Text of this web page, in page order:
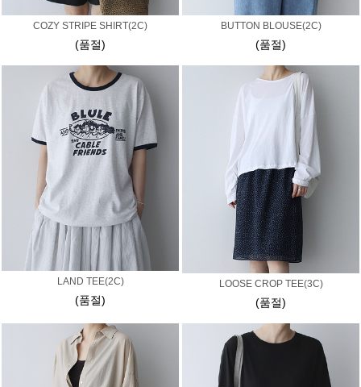
COZY STRIPE SHIRT(2C)
(품절)
BUTTON BLOUSE(2C)
(품절)
LAND TEE(2C)
(품절)
LOOSE CROP TEE(3C)
(품절)